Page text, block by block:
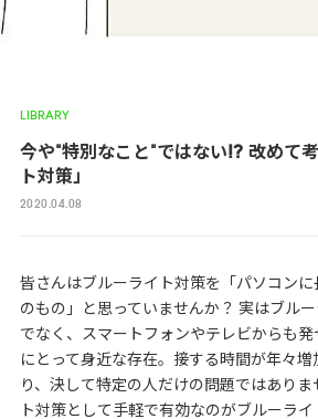
LIBRARY
今や"特別なこと"ではない!? 改めて
ト対策」
2020.04.08
皆さんはブルーライト対策を「パソコン
のもの」と思っていませんか？ 実はブル
でなく、スマートフォンやテレビからも
にとって身近な存在。接する時間が年々
り、決して特定の人だけの問題ではあり
ト対策として手軽で有効なのがブルーラ